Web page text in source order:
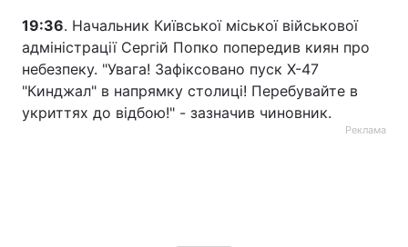
19:36. Начальник Київської міської військової
адміністрації Сергій Попко попередив киян про
небезпеку. "Увага! Зафіксовано пуск Х-47
"Кинджал" в напрямку столиці! Перебувайте в
укриттях до відбою!" - зазначив чиновник.
Реклама